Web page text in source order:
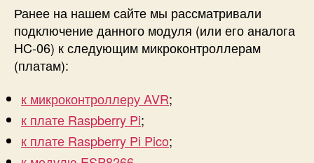
i
l
Ранее на нашем сайте мы рассматривали
подключение данного модуля (или его аналога
HC-06) к следующим микроконтроллерам
(платам):
к микроконтроллеру AVR;
к плате Raspberry Pi;
к плате Raspberry Pi Pico;